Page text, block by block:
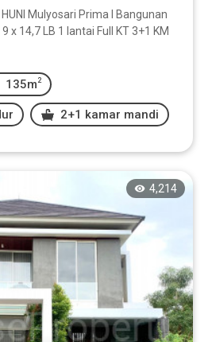
HUNI Mulyosari Prima I Bangunan
x 14,7 LB 1 lantai Full KT 3+1 KM
135m 2
2+1 kamar mandi
4,214